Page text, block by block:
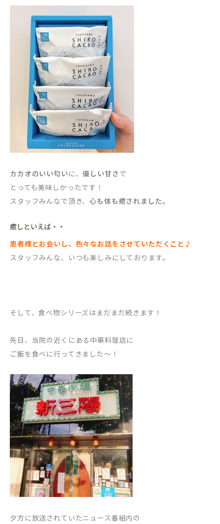
カカオのいい匂いに、優しい甘さ で
とっても美味しかったです！
スタッフみんなで頂き、心も体も癒されました。
癒しといえば・・
患者様とお会いし、色々なお話をさせていただくこと♪
スタッフみんな、いつも楽しみにしております。
そして、食べ物シリーズはまだまだ続きます！
先日、当院の近くにある中華料理店に
ご飯を食べに行ってきました〜！
夕方に放送されていたニュース番組内の